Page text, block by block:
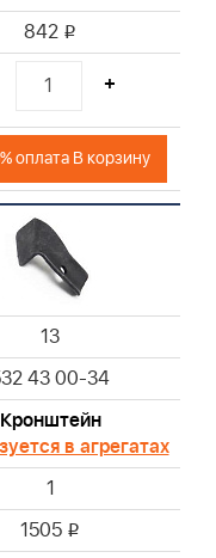
842 i
+
оплата В корзину
13
43 00-34
Кронштейн
в агрегатах
1
1505 i